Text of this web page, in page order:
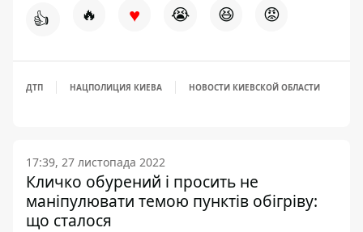
👍 🔥 ♥ 😭 😆 😡
ДТП НАЦПОЛИЦИЯ КИЕВА НОВОСТИ КИЕВСКОЙ ОБЛАСТИ
17:39, 27 листопада 2022
Кличко обурений і просить не
маніпулювати темою пунктів обігріву:
що сталося